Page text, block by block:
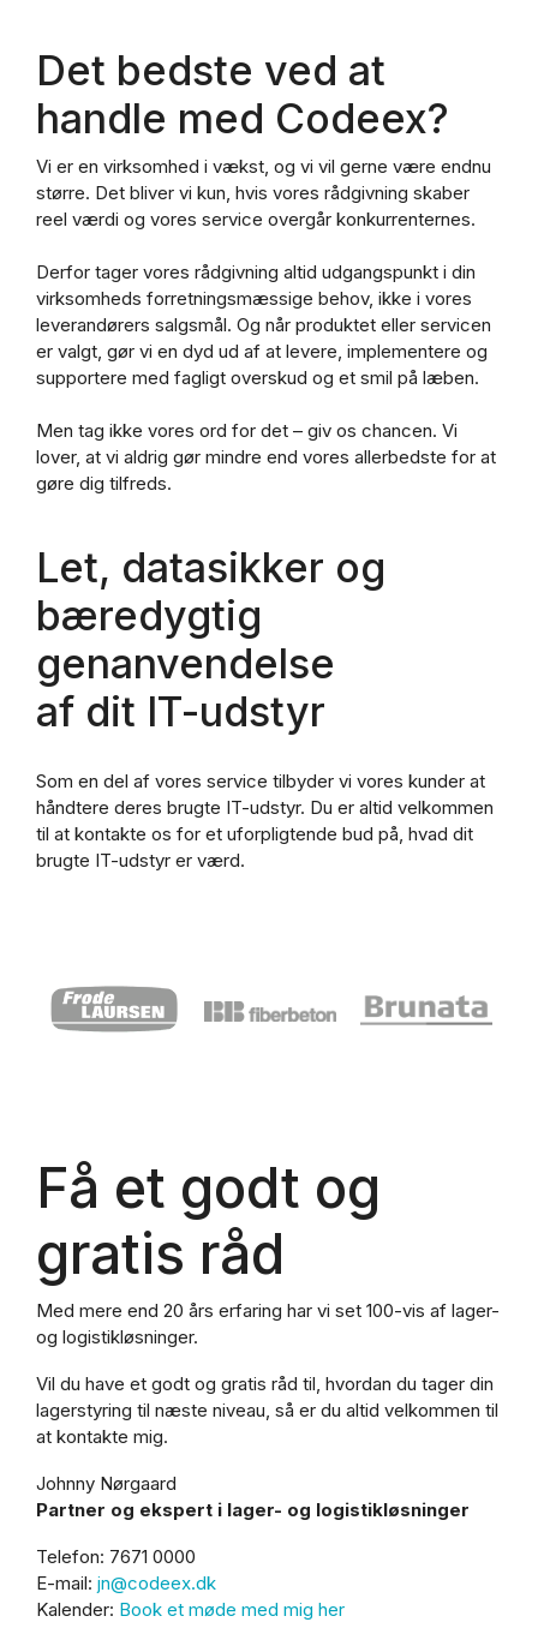
Det bedste ved at
handle med Codeex?
Vi er en virksomhed i vækst, og vi vil gerne være endnu
større. Det bliver vi kun, hvis vores rådgivning skaber
reel værdi og vores service overgår konkurrenternes.
Derfor tager vores rådgivning altid udgangspunkt i din
virksomheds forretningsmæssige behov, ikke i vores
leverandørers salgsmål. Og når produktet eller servicen
er valgt, gør vi en dyd ud af at levere, implementere og
supportere med fagligt overskud og et smil på læben.
Men tag ikke vores ord for det – giv os chancen. Vi
lover, at vi aldrig gør mindre end vores allerbedste for at
gøre dig tilfreds.
Let, datasikker og
bæredygtig
genanvendelse
af dit IT-udstyr
Som en del af vores service tilbyder vi vores kunder at
håndtere deres brugte IT-udstyr. Du er altid velkommen
til at kontakte os for et uforpligtende bud på, hvad dit
brugte IT-udstyr er værd.
Få et godt og
gratis råd
Med mere end 20 års erfaring har vi set 100-vis af lager-
og logistikløsninger.
Vil du have et godt og gratis råd til, hvordan du tager din
lagerstyring til næste niveau, så er du altid velkommen til
at kontakte mig.
Johnny Nørgaard
Partner og ekspert i lager- og logistikløsninger
Telefon: 7671 0000
E-mail: jn@codeex.dk
Kalender: Book et møde med mig her